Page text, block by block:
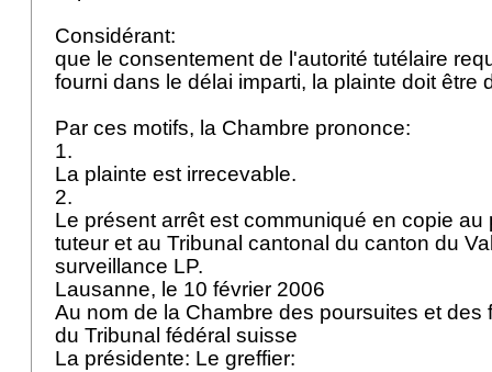
Considérant:
que le consentement de l'autorité tutélaire
fourni dans le délai imparti, la plainte doit être
Par ces motifs, la Chambre prononce:
1.
La plainte est irrecevable.
2.
Le présent arrêt est communiqué en copie au
tuteur et au Tribunal cantonal du canton du
surveillance LP.
Lausanne, le 10 février 2006
Au nom de la Chambre des poursuites et des
du Tribunal fédéral suisse
La présidente: Le greffier: